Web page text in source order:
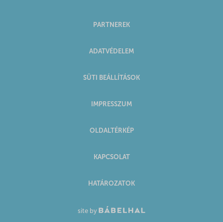
PARTNEREK
ADATVÉDELEM
SÜTI BEÁLLÍTÁSOK
IMPRESSZUM
OLDALTÉRKÉP
KAPCSOLAT
HATÁROZATOK
site by